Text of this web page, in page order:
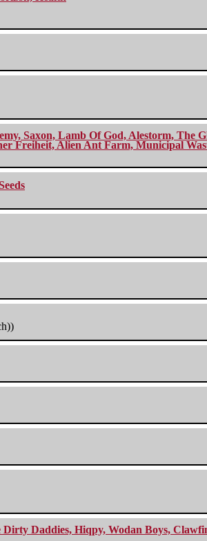
Saxon, Lamb Of God, Alestorm,
Freiheit, Alien Ant Farm, Municipal
Daddies, Hiqpy, Wodan Boys,